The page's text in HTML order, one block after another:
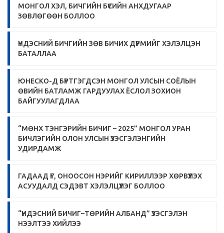
МОНГОЛ ХЭЛ, БИЧГИЙН БҮСИЙН АНХДУГААР
ЗӨВЛӨГӨӨН БОЛЛОО
ҮНДЭСНИЙ БИЧГИЙН ЗӨВ БИЧИХ ДҮРМИЙГ ХЭЛЭЛЦЭН
БАТАЛЛАА
ЮНЕСКО-Д БҮРТГЭГДСЭН МОНГОЛ УЛСЫН СОЁЛЫН
ӨВИЙН БАТЛАМЖ ГАРДУУЛАХ ЁСЛОЛ ЗОХИОН
БАЙГУУЛАГДЛАА
“МӨНХ ТЭНГЭРИЙН БИЧИГ – 2025” МОНГОЛ УРАН
БИЧЛЭГИЙН ОЛОН УЛСЫН ҮЗЭСГЭЛЭНГИЙН
УДИРДАМЖ
ГАДААД ҮГ, ОНООСОН НЭРИЙГ КИРИЛЛЭЭР ХӨРВҮҮЛЭХ
АСУУДАЛД СЭДЭВТ ХЭЛЭЛЦҮҮЛЭГ БОЛЛОО
“ҮНДЭСНИЙ БИЧИГ–ТӨРИЙН АЛБАНД” ҮЗЭСГЭЛЭН
НЭЭЛТЭЭ ХИЙЛЭЭ